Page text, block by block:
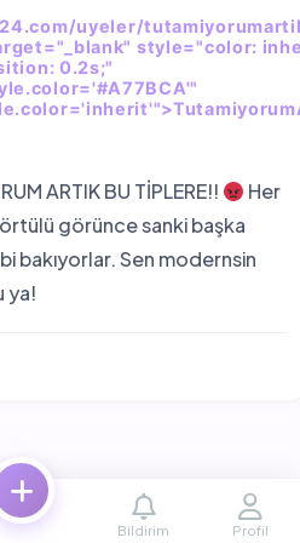
uyeler/
style="color:
0.2s;"
ARTIK BU TİPLERE!!
Her
görünce sanki başka
bakıyorlar. Sen modernsin
ya!
Bildirim Profil